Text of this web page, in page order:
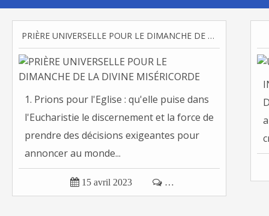
PRIÈRE UNIVERSELLE POUR LE DIMANCHE DE LA DIVINE MISÉRICORDE
1. Prions pour l'Eglise : qu'elle puise dans
l'Eucharistie le discernement et la force de
prendre des décisions exigeantes pour
annoncer au monde...
 15 avril 2023  …